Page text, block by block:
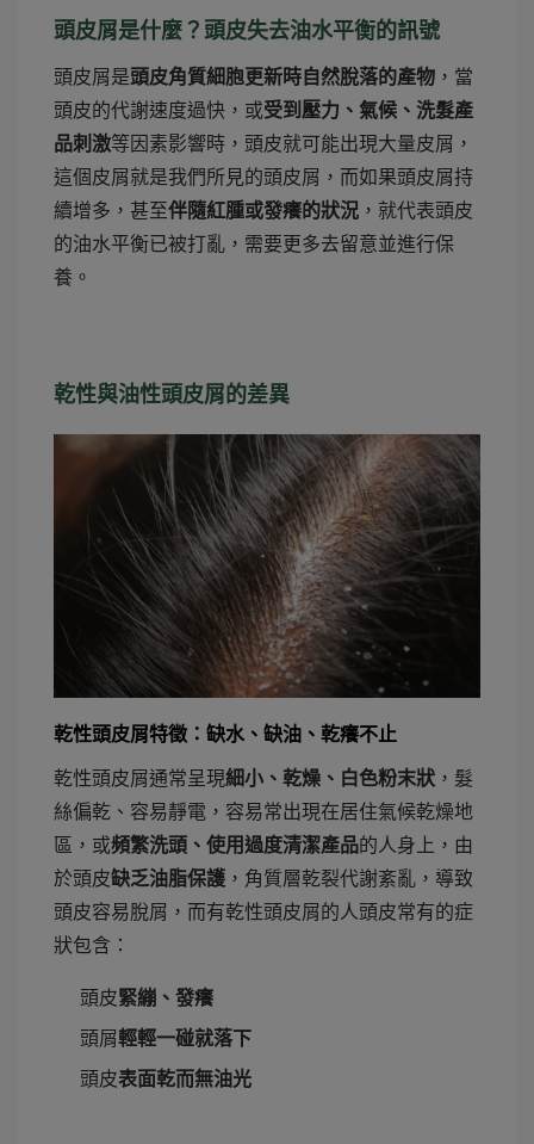
頭皮屑是什麼？頭皮失去油水平衡的訊號
頭皮屑是頭皮角質細胞更新時自然脫落的產物 ，當
頭皮的代謝速度過快，或受到壓力、氣候、洗髮產
品刺激等因素影響時，頭皮就可能出現大量皮屑，
這個皮屑就是我們所見的頭皮屑，而如果頭皮屑持
續增多，甚至伴隨紅腫或發癢的狀況 ，就代表頭皮
的油水平衡已被打亂，需要更多去留意並進行保
養。
乾性與油性頭皮屑的差異
乾性頭皮屑特徵：缺水、缺油、乾癢不止
乾性頭皮屑通常呈現細小、乾燥、白色粉末狀 ，髮
絲偏乾、容易靜電，容易常出現在居住氣候乾燥地
區，或頻繁洗頭、使用過度清潔產品的人身上，由
於頭皮缺乏油脂保護 ，角質層乾裂代謝紊亂，導致
頭皮容易脫屑，而有乾性頭皮屑的人頭皮常有的症
狀包含：
頭皮緊繃、發癢
頭屑輕輕一碰就落下
頭皮表面乾而無油光